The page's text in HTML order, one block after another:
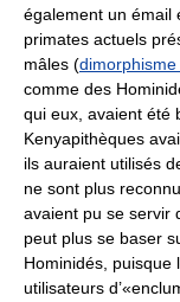
également un émail
primates actuels
mâles (
comme des
qui eux, avaient été
Kenyapithèques
ils auraient utilisés
ne sont plus
avaient pu se servir
peut plus se baser
Hominidés, puisque
utilisateurs